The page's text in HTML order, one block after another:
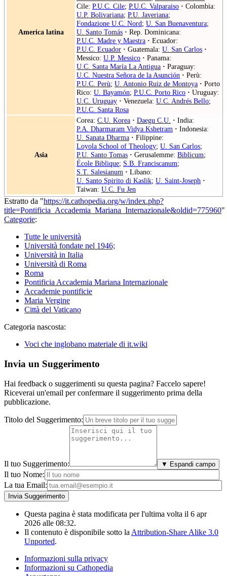
America latina
Cile: P.U.C. Cile; P.U.C. Valparaiso · Colombia:
U.P. Bolivariana; P.U. Javeriana;
Fondazione U.C. Nord; U. San Buenaventura;
U. Santo Tomás · Rep. Dominicana:
P.U.C. Madre y Maestra · Ecuador:
P.U.C. Ecuador · Guatemala: U. San Carlos ·
Messico: U.P. Messico · Panama:
U.C. Santa María La Antigua · Paraguay:
U.C. Nuestra Señora de la Asunción · Perù:
P.U.C. Perù; U. Antonio Ruiz de Montoya · Porto
Rico: U. Bayamón; P.U.C. Porto Rico · Uruguay:
U.C. Uruguay · Venezuela: U.C. Andrés Bello;
P.U.C. Santa Rosa
Asia
Corea: C.U. Korea · Daegu C.U. · India:
P.A. Dharmaram Vidya Kshetram · Indonesia:
U. Sanata Dharma · Filippine:
Loyola School of Theology; U. San Carlos;
P.U. Santo Tomas · Gerusalemme: Biblicum;
École Biblique; S.B. Franciscanum;
S.T. Salesianum · Libano:
U. Santo Spirito di Kaslik; U. Saint-Joseph ·
Taiwan: U.C. Fu Jen
Estratto da "https://it.cathopedia.org/w/index.php?
title=Pontificia_Accademia_Mariana_Internazionale&oldid=775960"
Categorie:
Tutte le università
Università fondate nel 1946;
Università in Italia
Università di Roma
Roma
Pontificia Accademia Mariana Internazionale
Accademie pontificie
Maria Vergine
Città del Vaticano
Categoria nascosta:
Voci che inglobano materiale di it.wiki
Invia un Suggerimento
Hai feedback o suggerimenti su questa pagina? Faccelo sapere!
Riceverai un'email per confermare il suggerimento prima della
pubblicazione.
Titolo del Suggerimento:
Il tuo Suggerimento: ▼ Espandi campo
Il tuo Nome:
La tua Email:
Questa pagina è stata modificata per l'ultima volta il 6 apr
2026 alle 08:32.
Il contenuto è disponibile sotto la Attribution-Share Alike 3.0
Unported.
Informazioni sulla privacy
Informazioni su Cathopedia